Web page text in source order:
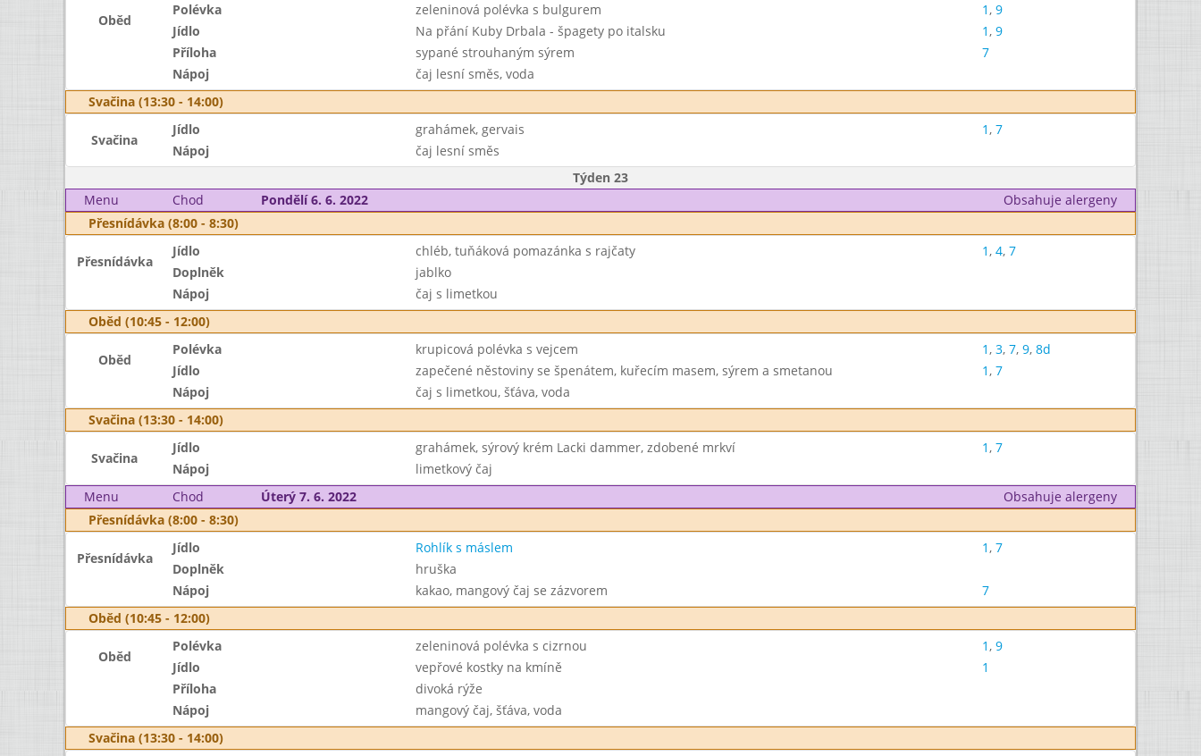
Oběd
Polévka zeleninová polévka s bulgurem 1, 9
Jídlo
Na přání Kuby Drbala - špagety po italsku 1, 9
Příloha
sypané strouhaným sýrem
7
Nápoj
čaj lesní směs, voda
Svačina (13:30 - 14:00)
Svačina
Jídlo grahámek, gervais 1, 7
Nápoj
čaj lesní směs
Týden 23
Menu
Chod Pondělí 6. 6. 2022
Obsahuje alergeny
Přesnídávka (8:00 - 8:30)
Přesnídávka
Jídlo chléb, tuňáková pomazánka s rajčaty 1, 4, 7
Doplněk
jablko
Nápoj
čaj s limetkou
Oběd (10:45 - 12:00)
Oběd
Polévka krupicová polévka s vejcem 1, 3, 7, 9, 8d
Jídlo
zapečené něstoviny se špenátem, kuřecím masem, sýrem a smetanou 1, 7
Nápoj
čaj s limetkou, šťáva, voda
Svačina (13:30 - 14:00)
Svačina
Jídlo grahámek, sýrový krém Lacki dammer, zdobené mrkví 1, 7
Nápoj
limetkový čaj
Menu
Chod Úterý 7. 6. 2022
Obsahuje alergeny
Přesnídávka (8:00 - 8:30)
Přesnídávka
Jídlo Rohlík s máslem 1, 7
Doplněk
hruška
Nápoj
kakao, mangový čaj se zázvorem
7
Oběd (10:45 - 12:00)
Oběd
Polévka zeleninová polévka s cizrnou 1, 9
Jídlo
vepřové kostky na kmíně
1
Příloha
divoká rýže
Nápoj
mangový čaj, šťáva, voda
Svačina (13:30 - 14:00)